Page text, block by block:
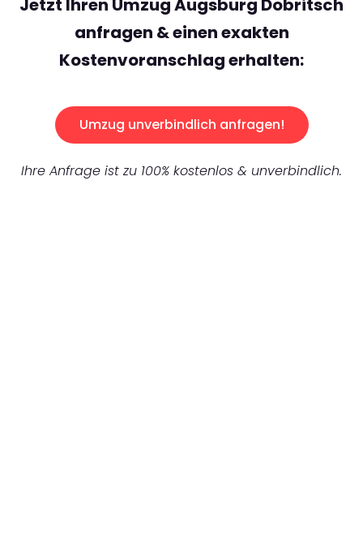
Jetzt Ihren Umzug Augsburg Dobritsch
anfragen & einen exakten
Kostenvoranschlag erhalten:
Umzug unverbindlich anfragen!
Ihre Anfrage ist zu 100% kostenlos & unverbindlich.